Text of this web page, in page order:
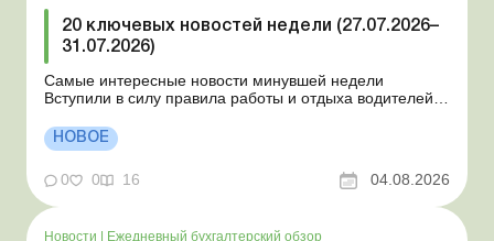
20 ключевых новостей недели (27.07.2026–
31.07.2026)
Самые интересные новости минувшей недели
Вступили в силу правила работы и отдыха водителей
положении Для сельхозпредприятий и ФЛП введены
новые разовые статистические формы Со 2 августа
изменяется порядок зачисления отдельных периодов
работы в стр...
НОВОЕ
0 0 16 04.08.2026
Новости Ежедневный бухгалтерский обзор